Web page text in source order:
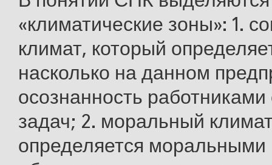
«климатические зоны»: 1.
климат, который
насколько на данном
осознанность
задач; 2. моральный
определяется моральными